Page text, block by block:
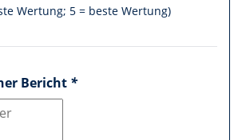
Wertung; 5 = beste Wertung)
Bericht *